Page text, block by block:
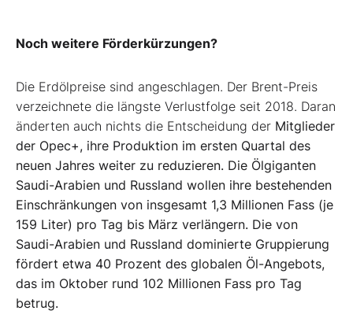
Noch weitere Förderkürzungen?
Die Erdölpreise sind angeschlagen. Der Brent-Preis
verzeichnete die längste Verlustfolge seit 2018. Daran
änderten auch nichts die Entscheidung der Mitglieder
der Opec+, ihre Produktion im ersten Quartal des
neuen Jahres weiter zu reduzieren. Die Ölgiganten
Saudi-Arabien und Russland wollen ihre bestehenden
Einschränkungen von insgesamt 1,3 Millionen Fass (je
159 Liter) pro Tag bis März verlängern. Die von
Saudi-Arabien und Russland dominierte Gruppierung
fördert etwa 40 Prozent des globalen Öl-Angebots,
das im Oktober rund 102 Millionen Fass pro Tag
betrug.